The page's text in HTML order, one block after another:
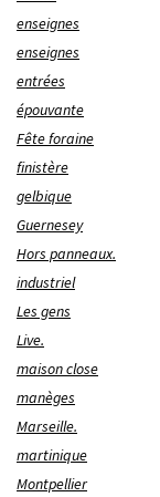
enseignes
enseignes
entrées
épouvante
Fête foraine
finistère
gelbique
Guernesey
Hors panneaux.
industriel
Les gens
Live.
maison close
manèges
Marseille.
martinique
Montpellier